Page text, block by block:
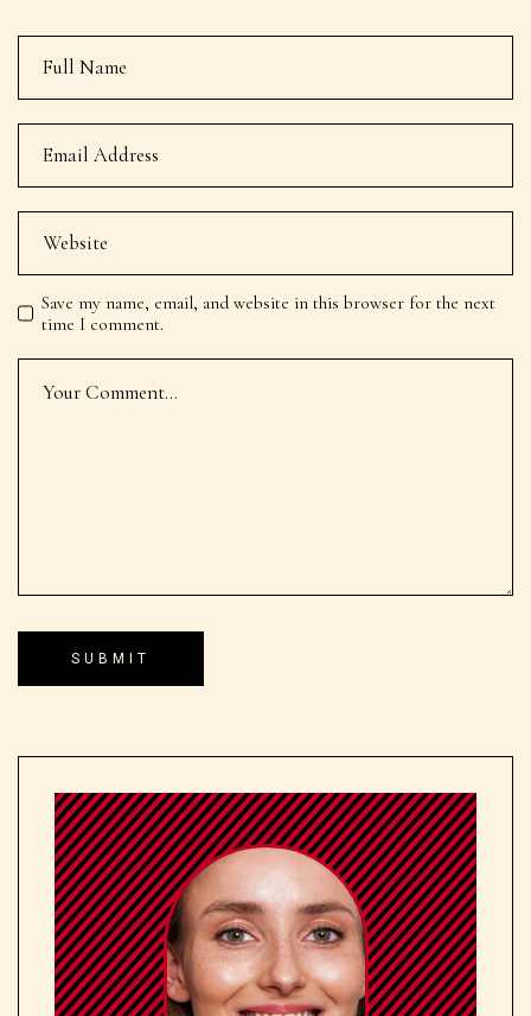
Save my name, email, and website in this browser for the next
time I comment.